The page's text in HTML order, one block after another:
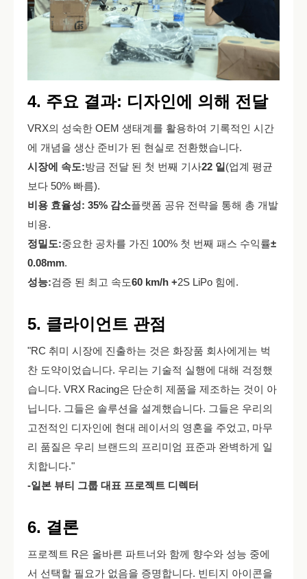
4. 주요 결과: 디자인에 의해 전달
VRX의 성숙한 OEM 생태계를 활용하여 기록적인 시간
에 개념을 생산 준비가 된 현실로 전환했습니다.
시장에 속도:방금 전달 된 첫 번째 기사22 일(업계 평균
보다 50% 빠름).
비용 효율성: 35% 감소플랫폼 공유 전략을 통해 총 개발
비용.
정밀도:중요한 공차를 가진 100% 첫 번째 패스 수익률±
0.08mm.
성능:검증 된 최고 속도60 km/h +2S LiPo 힘에.
5. 클라이언트 관점
"RC 취미 시장에 진출하는 것은 화장품 회사에게는 벅
찬 도약이었습니다. 우리는 기술적 실행에 대해 걱정했
습니다. VRX Racing은 단순히 제품을 제조하는 것이 아
닙니다. 그들은 솔루션을 설계했습니다. 그들은 우리의
고전적인 디자인에 현대 레이서의 영혼을 주었고, 마무
리 품질은 우리 브랜드의 프리미엄 표준과 완벽하게 일
치합니다."
-일본 뷰티 그룹 대표 프로젝트 디렉터
6. 결론
프로젝트 R은 올바른 파트너와 함께 향수와 성능 중에
서 선택할 필요가 없음을 증명합니다. 빈티지 아이콘을